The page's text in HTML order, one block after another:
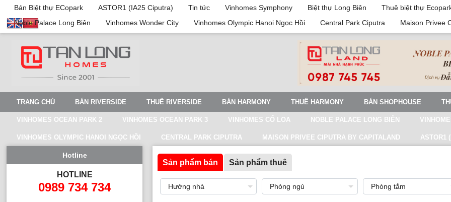
Bán Biệt thự ECopark ASTOR1 (IA25 Ciputra) Tin tức Vinhomes Symphony Biệt thự Long Biên
Thuê biệt thự
Noble Palace Long Biên
Vinhomes Wonder City Vinhomes Olympic Hanoi Ngọc Hồi Central Park Ciputra Maison Privee
TRANG CHỦ BÁN RIVERSIDE THUÊ RIVERSIDE BÁN HARMONY THUÊ HARMONY BÁN SHOPHOUSE
VINHOMES OCEAN PARK 2 VINHOMES OCEAN PARK 3 VINHOMES CỔ LOA NOBLE PALACE LONG BIÊN
VINHOMES OLYMPIC HANOI NGỌC HỒI CENTRAL PARK CIPUTRA MAISON PRIVEE CIPUTRA BY CAPITALAND ASTOR1
Sản phẩm bán Sản phẩm thuê
Hotline
HOTLINE
0989 734 734